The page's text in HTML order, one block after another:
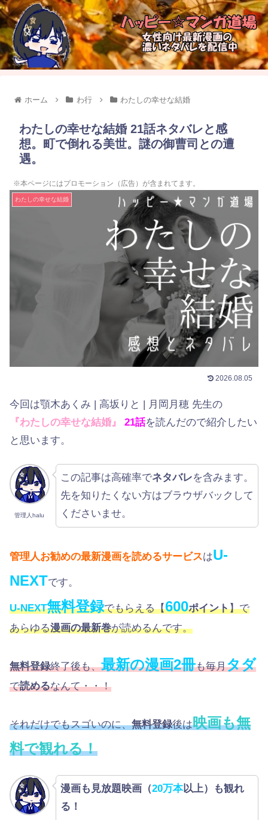
ホーム わ行 わたしの幸せな結婚
わたしの幸せな結婚 21話ネタバレと感
想。町で倒れる美世。謎の御曹司との遭
遇。
※本ページにはプロモーション（広告）が含まれてます。
わたしの幸せな結婚
2026.08.05
今回は顎木あくみ | 高坂りと | 月岡月穂 先生の
『わたしの幸せな結婚』
21話を読んだので紹介したい
と思います。
管理人halu
この記事は高確率でネタバレを含みます。
先を知りたくない方はブラウザバックして
くださいませ。
管理人お勧めの最新漫画を読めるサービスはU-
NEXTです。
U-NEXT無料登録でもらえる【600ポイント】で
あらゆる漫画の最新巻が読めるんです。
無料登録終了後も、最新の漫画2冊も毎月タダ
で読めるなんて・・！
それだけでもスゴいのに、無料登録後は映画も無
料で観れる！
漫画も見放題映画（20万本以上）も観れ
る！